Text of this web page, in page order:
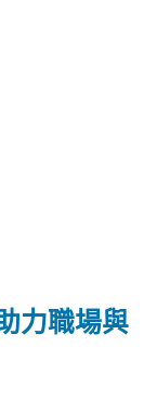
力職場與